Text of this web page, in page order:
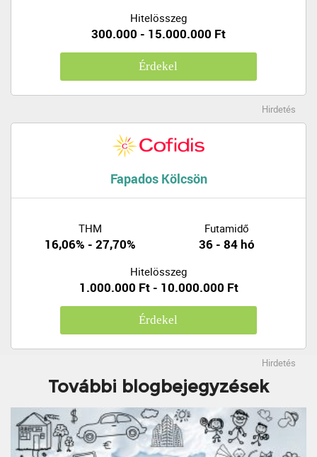
Hitelösszeg
300.000 - 15.000.000 Ft
Érdekel
Hirdetés
Fapados Kölcsön
THM
16,06% - 27,70%
Futamidő
36 - 84 hó
Hitelösszeg
1.000.000 Ft - 10.000.000 Ft
Érdekel
Hirdetés
További blogbejegyzések